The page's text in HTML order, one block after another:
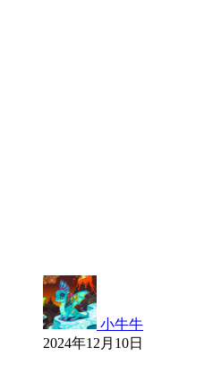
小牛牛
2024年12月10日